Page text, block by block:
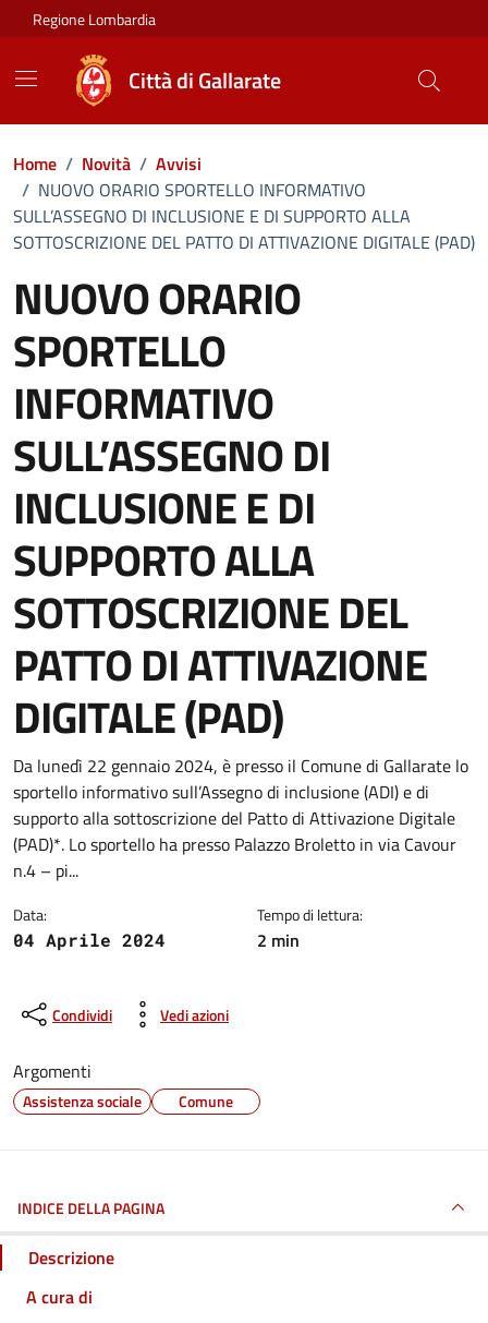
Vai ai contenuti
Vai al footer
Regione Lombardia
Città di Gallarate
Home / Novità / Avvisi
/ NUOVO ORARIO SPORTELLO INFORMATIVO
SULL’ASSEGNO DI INCLUSIONE E DI SUPPORTO ALLA
SOTTOSCRIZIONE DEL PATTO DI ATTIVAZIONE DIGITALE (PAD)
NUOVO ORARIO
SPORTELLO
INFORMATIVO
SULL’ASSEGNO DI
INCLUSIONE E DI
SUPPORTO ALLA
SOTTOSCRIZIONE DEL
PATTO DI ATTIVAZIONE
DIGITALE (PAD)
Dettagli della notizia
Da lunedì 22 gennaio 2024, è presso il Comune di Gallarate lo
sportello informativo sull’Assegno di inclusione (ADI) e di
supporto alla sottoscrizione del Patto di Attivazione Digitale
(PAD)*. Lo sportello ha presso Palazzo Broletto in via Cavour
n.4 – pi...
Data:
04 Aprile 2024
Tempo di lettura:
2 min
Condividi Vedi azioni
Argomenti
Assistenza sociale Comune
INDICE DELLA PAGINA
Descrizione
A cura di